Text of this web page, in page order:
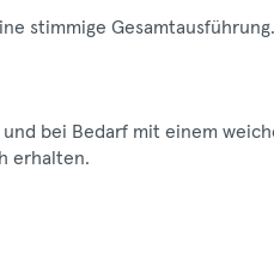
stimmige Gesamtausführung.
bei Bedarf mit einem
erhalten.